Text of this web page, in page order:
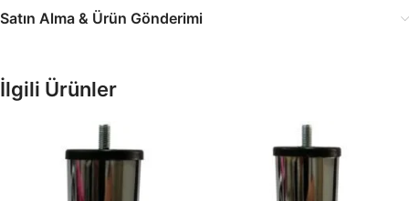
Satın Alma & Ürün Gönderimi
İlgili Ürünler